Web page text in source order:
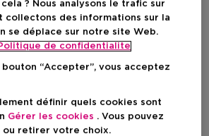
produit
€
Acqua Di Giò Profondo Le
Parfum Homme
A Partir De Prix du produit
102,90 €
62
? Nous analysons le trafic sur
collectons des informations sur la
se déplace sur notre site Web.
de confidentialite
“Accepter”, vous acceptez
définir quels cookies sont
Gérer les cookies . Vous pouvez
ou retirer votre choix.